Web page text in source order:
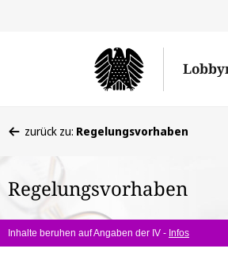
befinden
hier:
zurück zu: Regelungsvorhaben
Regelungsvorhaben
Inhalte beruhen auf Angaben der IV - Infos